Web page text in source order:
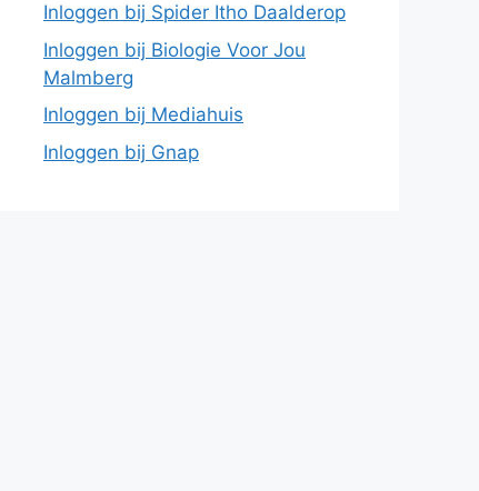
Inloggen bij Spider Itho Daalderop
Inloggen bij Biologie Voor Jou
Malmberg
Inloggen bij Mediahuis
Inloggen bij Gnap